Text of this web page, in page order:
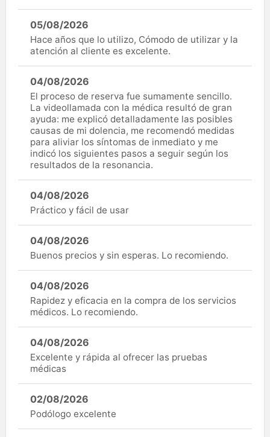
05/08/2026
Hace años que lo utilizo, Cómodo de utilizar y la
atención al cliente es excelente.
04/08/2026
El proceso de reserva fue sumamente sencillo.
La videollamada con la médica resultó de gran
ayuda: me explicó detalladamente las posibles
causas de mi dolencia, me recomendó medidas
para aliviar los síntomas de inmediato y me
indicó los siguientes pasos a seguir según los
resultados de la resonancia.
04/08/2026
Práctico y fácil de usar
04/08/2026
Buenos precios y sin esperas. Lo recomiendo.
04/08/2026
Rapidez y eficacia en la compra de los servicios
médicos. Lo recomiendo.
04/08/2026
Excelente y rápida al ofrecer las pruebas
médicas
02/08/2026
Podólogo excelente